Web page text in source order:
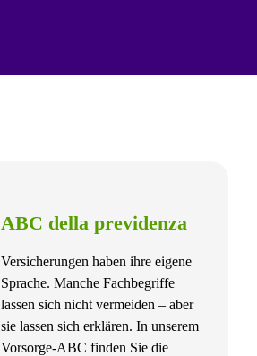
ABC della previdenza
Versicherungen haben ihre eigene
Sprache. Manche Fachbegriffe
lassen sich nicht vermeiden – aber
sie lassen sich erklären. In unserem
Vorsorge-ABC finden Sie die